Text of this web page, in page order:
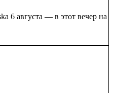
6 августа — в этот вечер на